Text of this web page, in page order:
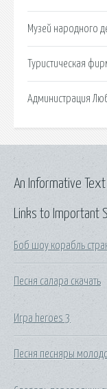
Музей народного
Туристическая
Администрация
Links to Important
Боб шоу корабль
Песня салара скачать
Игра heroes 3
Песня песняры
An Informative Text